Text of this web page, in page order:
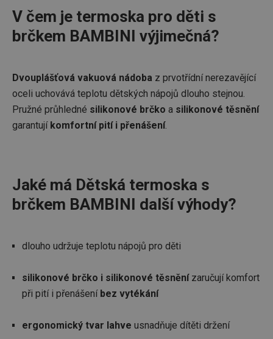
V čem je termoska pro děti s
brčkem BAMBINI výjimečná?
Dvouplášťová vakuová nádoba z prvotřídní nerezavějící
oceli uchovává teplotu dětských nápojů dlouho stejnou.
Pružné průhledné silikonové brčko a silikonové těsnění
garantují komfortní pití i přenášení.
Jaké má Dětská termoska s
brčkem BAMBINI další výhody?
dlouho udržuje teplotu nápojů pro děti
silikonové brčko i silikonové těsněnízaručují komfort
při pití i přenášení bez vytékání
ergonomický tvar lahve usnadňuje dítěti držení